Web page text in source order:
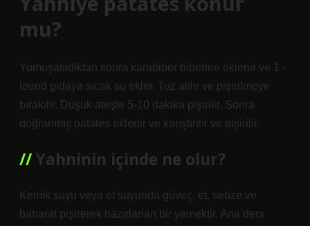
mu?
Yumuşatıldıktan sonra karabiber biberine eklenir ve 1 -
lound gıdaya sıcak su ekler. Tuz atılır ve pişirilmeye
bırakılır. Düşük ateşte 5-10 dakika pişirilir. Sonra
doğranmış patates eklenir ve karıştırılır ve pişirilir.
Yahninin içinde ne olur?
Kemik suyu veya et suyunda güveç, et, sebze ve
baharat pişirerek hazırlanan bir yemektir. Ana ders